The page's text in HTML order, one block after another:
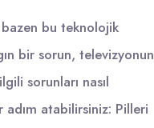
bu teknolojik
bir sorun, televizyonun
sorunları nasıl
atabilirsiniz: Pilleri